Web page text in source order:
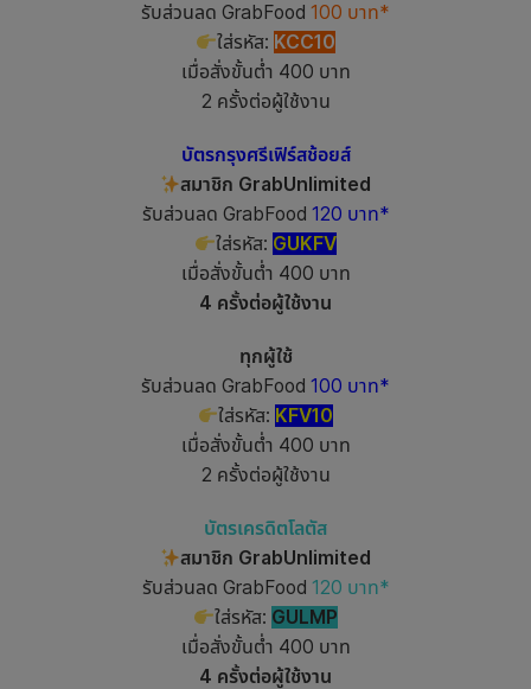
รับส่วนลด GrabFood 100 บาท*
ใส่รหัส: KCC10
เมื่อสั่งขั้นต่ำ 400 บาท
2 ครั้งต่อผู้ใช้งาน
บัตรกรุงศรีเฟิร์สช้อยส์
สมาชิก GrabUnlimited
รับส่วนลด GrabFood 120 บาท*
ใส่รหัส: GUKFV
เมื่อสั่งขั้นต่ำ 400 บาท
4 ครั้งต่อผู้ใช้งาน
ทุกผู้ใช้
รับส่วนลด GrabFood 100 บาท*
ใส่รหัส: KFV10
เมื่อสั่งขั้นต่ำ 400 บาท
2 ครั้งต่อผู้ใช้งาน
บัตรเครดิตโลตัส
สมาชิก GrabUnlimited
รับส่วนลด GrabFood 120 บาท*
ใส่รหัส: GULMP
เมื่อสั่งขั้นต่ำ 400 บาท
4 ครั้งต่อผู้ใช้งาน